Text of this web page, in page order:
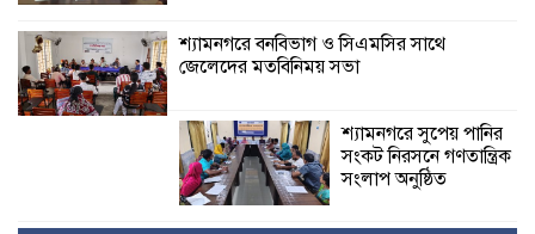
শ্যামনগরে বনবিভাগ ও সিএমসির সাথে
জেলেদের মতবিনিময় সভা
শ্যামনগরে সুপেয় পানির
সংকট নিরসনে গণতান্ত্রিক
সংলাপ অনুষ্ঠিত